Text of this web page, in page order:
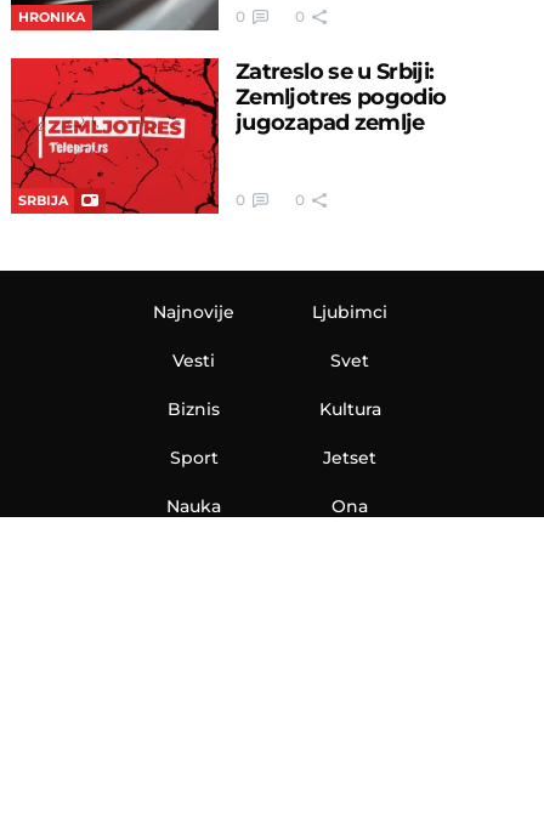
HRONIKA 0 0
SRBIJA
Zatreslo se u Srbiji:
Zemljotres pogodio
jugozapad zemlje
0 0
Najnovije
Vesti
Biznis
Sport
Nauka
Ljubimci
Svet
Kultura
Jetset
Ona